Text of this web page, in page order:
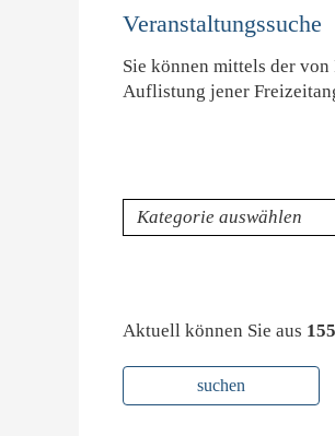
Veranstaltungssuche
Sie können mittels der
Auflistung jener
Kategorie
Aktuell können Sie aus
suchen